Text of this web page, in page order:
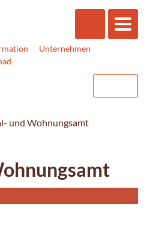
Unternehmen
und Wohnungsamt